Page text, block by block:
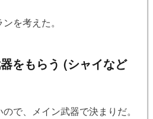
を考えた。
をもらう (シャイなど
で、メイン武器で決まりだ。